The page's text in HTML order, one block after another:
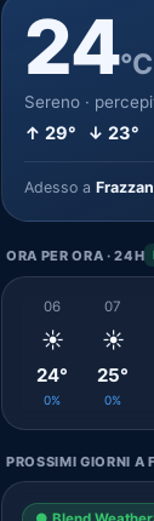
24°C
Sereno ·
↑ 29° ↓ 23°
Adesso a
ORA PER ORA · 24H
06
☀️
24°
0%
07
☀️
25°
0%
PROSSIMI GIORNI A